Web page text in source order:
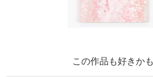
この作品も好きかも